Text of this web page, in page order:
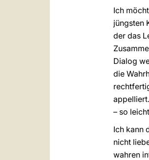
Ich
jüngsten
der das
Dialog
die
– so
Ich kann
nicht
wahren